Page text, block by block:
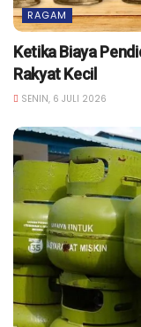
RAGAM
Ketika Biaya
Rakyat Kecil
SENIN, 6 JULI 2026